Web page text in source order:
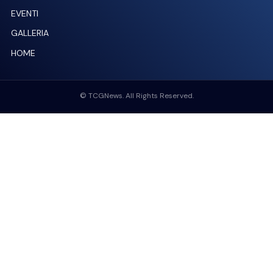
EVENTI
GALLERIA
HOME
© TCGNews. All Rights Reserved.